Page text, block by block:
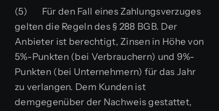
(5) Für den Fall eines Zahlungsverzuges
gelten die Regeln des § 288 BGB. Der
Anbieter ist berechtigt, Zinsen in Höhe von
5%-Punkten (bei Verbrauchern) und 9%-
Punkten (bei Unternehmern) für das Jahr
zu verlangen. Dem Kunden ist
demgegenüber der Nachweis gestattet,